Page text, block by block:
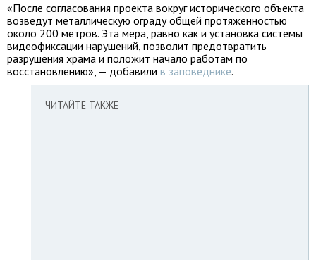
«После согласования проекта вокруг исторического объекта
возведут металлическую ограду общей протяженностью
около 200 метров. Эта мера, равно как и установка системы
видеофиксации нарушений, позволит предотвратить
разрушения храма и положит начало работам по
восстановлению», — добавили в заповеднике.
ЧИТАЙТЕ ТАКЖЕ